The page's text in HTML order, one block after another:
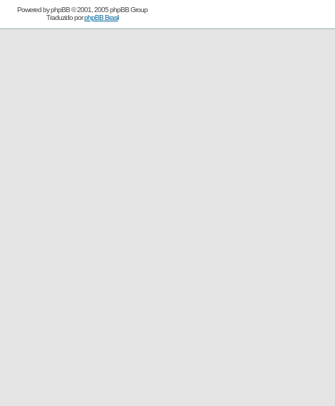
Powered byphpBB© 2001, 2005 phpBB Group
Traduzido porphpBB Brasil